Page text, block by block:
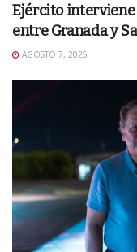
Ejército interviene
entre Granada y
AGOSTO 7, 2026